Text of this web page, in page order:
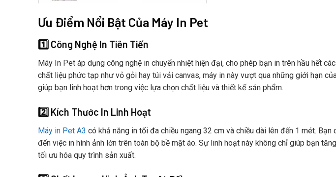
Ưu Điểm Nổi Bật Của Máy In Pet
1️⃣ Công Nghệ In Tiên Tiến
Máy In Pet áp dụng công nghệ in chuyển nhiệt hiện đại, cho phép bạn in trên hầu hết
chất liệu phức tạp như vỏ gỏi hay túi vải canvas, máy in này vượt qua những giới hạn
giúp bạn linh hoạt hơn trong việc lựa chọn chất liệu và thiết kế sản phẩm.
2️⃣ Kích Thước In Linh Hoạt
Máy in Pet A3 có khả năng in tối đa chiều ngang 32 cm và chiều dài lên đến 1 mét.
đến việc in hình ảnh lớn trên toàn bộ bề mặt áo. Sự linh hoạt này không chỉ giúp bạn
tối ưu hóa quy trình sản xuất.